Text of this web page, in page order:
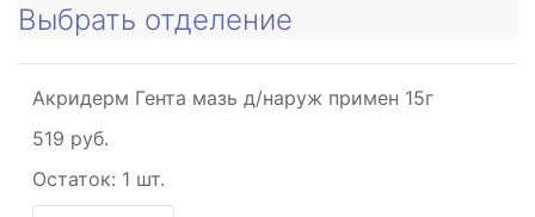
Выбрать отделение
Акридерм Гента мазь д/наруж примен 15г
519 руб.
Остаток: 1 шт.